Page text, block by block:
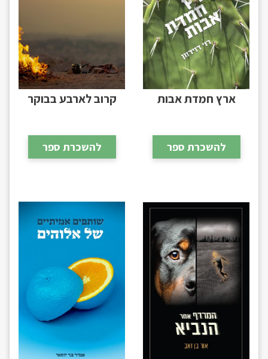
ארץ חמדת אבות
להשכרת ספר
קרוב לארבע בבוקר
להשכרת ספר